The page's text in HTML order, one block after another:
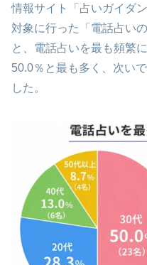
情報サイト「占いガイダ
対象に行った「電話占い
と、電話占いを最も頻繁
50.0％と最も多く、次い
した。